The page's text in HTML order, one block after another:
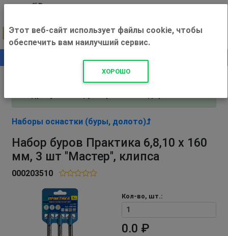
+500 ₽
Внимание! С 3 августа магазин работает по
Наборы оснастки (буры, долото)
Набор буров Практика 6,8,10 х 160
мм, 3 шт "Мастер", клипса
000203510
Кол-во, шт.:
0.0 ₽
Этот веб-сайт использует файлы cookie, чтобы
обеспечить вам наилучший сервис.
ХОРОШО